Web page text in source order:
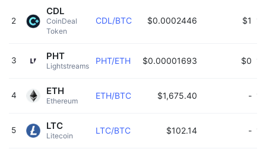
2
CoinDeal
Token
CDL
CDL/BTC $0.0002446 $1
3
Lightstreams
PHT PHT/ETH $0.00001693 $0
4
Ethereum
ETH ETH/BTC $1,675.40 -
5
Litecoin
LTC LTC/BTC $102.14 -